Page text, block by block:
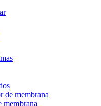
de membrana
membrana